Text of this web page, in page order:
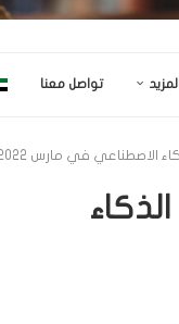
المزيد تواصل معنا
الاصطناعي في مارس 2022